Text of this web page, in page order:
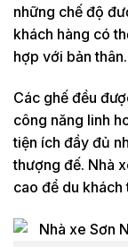
những chế độ
khách hàng có
hợp với bản thân.
Các ghế đều
công năng linh
tiện ích đầy đủ
thượng đế. Nhà
cao để du